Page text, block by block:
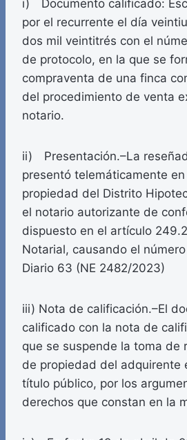
i) Documento calificado:
por el recurrente el día
dos mil veintitrés con el
de protocolo, en la que se
compraventa de una finca
del procedimiento de venta
notario.
ii) Presentación.–La
presentó telemáticamente
propiedad del Distrito
el notario autorizante de
dispuesto en el artículo
Notarial, causando el
Diario 63 (NE 2482/2023)
iii) Nota de calificación.–El
calificado con la nota de
que se suspende la toma de
de propiedad del adquirente
título público, por los
derechos que constan en la